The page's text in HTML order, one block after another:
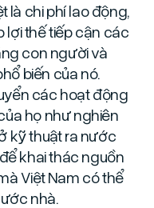
là chi phí lao động,
lợi thế tiếp cận các
con người và
biến của nó.
các hoạt động
họ như nghiên
kỹ thuật ra nước
khai thác nguồn
Việt Nam có thể
nhà.